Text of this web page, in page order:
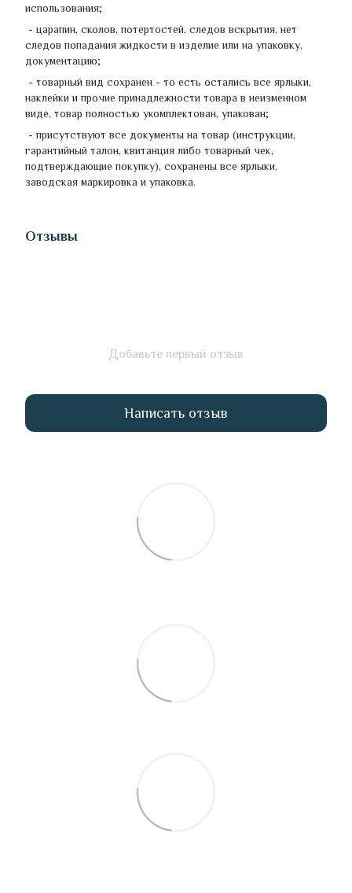
использования;
- царапин, сколов, потертостей, следов вскрытия, нет
следов попадания жидкости в изделие или на упаковку,
документацию;
- товарный вид сохранен - ​​то есть остались все ярлыки,
наклейки и прочие принадлежности товара в неизменном
виде, товар полностью укомплектован, упакован;
- присутствуют все документы на товар (инструкции,
гарантийный талон, квитанция либо товарный чек,
подтверждающие покупку), сохранены все ярлыки,
заводская маркировка и упаковка.
Отзывы
Добавьте первый отзыв
Написать отзыв